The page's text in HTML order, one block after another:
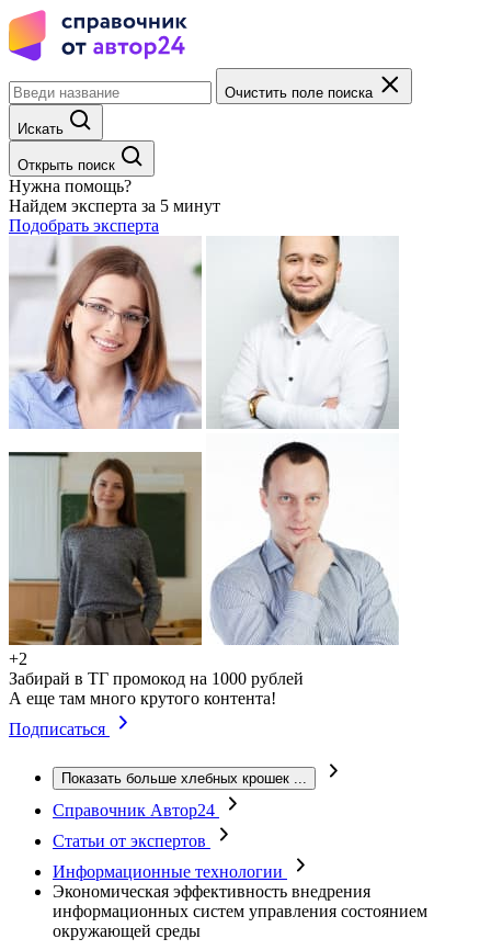
Очистить поле поиска
Искать
Открыть поиск
Нужна помощь?
Найдем эксперта за 5 минут
Подобрать эксперта
+2
Забирай в ТГ промокод на 1000 рублей
А еще там много крутого контента!
Подписаться
Показать больше хлебных крошек ...
Справочник Автор24
Статьи от экспертов
Информационные технологии
Экономическая эффективность внедрения
информационных систем управления состоянием
окружающей среды